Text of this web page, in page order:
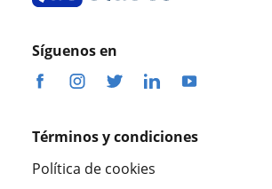
Síguenos en
Términos y condiciones
Política de cookies